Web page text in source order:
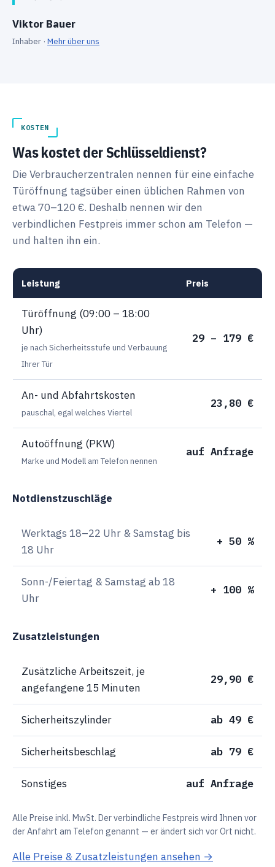
Viktor Bauer
Inhaber · Mehr über uns
KOSTEN
Was kostet der Schlüsseldienst?
Die Verbraucherzentralen nennen für eine einfache
Türöffnung tagsüber einen üblichen Rahmen von
etwa 70–120 €. Deshalb nennen wir den
verbindlichen Festpreis immer schon am Telefon —
und halten ihn ein.
Leistung Preis
Türöffnung (09:00 – 18:00
Uhr)
je nach Sicherheitsstufe und Verbauung
Ihrer Tür
29 – 179 €
An- und Abfahrtskosten
pauschal, egal welches Viertel
23,80 €
Autoöffnung (PKW)
Marke und Modell am Telefon nennen
auf Anfrage
Notdienstzuschläge
Werktags 18–22 Uhr & Samstag bis
18 Uhr
+ 50 %
Sonn-/Feiertag & Samstag ab 18
Uhr
+ 100 %
Zusatzleistungen
Zusätzliche Arbeitszeit, je
angefangene 15 Minuten
29,90 €
Sicherheitszylinder ab 49 €
Sicherheitsbeschlag ab 79 €
Sonstiges auf Anfrage
Alle Preise inkl. MwSt. Der verbindliche Festpreis wird Ihnen vor
der Anfahrt am Telefon genannt — er ändert sich vor Ort nicht.
Alle Preise & Zusatzleistungen ansehen →